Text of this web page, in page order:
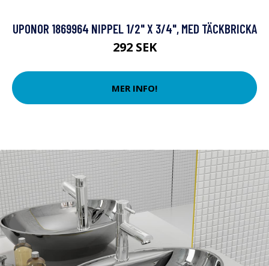
UPONOR 1869964 NIPPEL 1/2" X 3/4", MED TÄCKBRICKA
292 SEK
MER INFO!